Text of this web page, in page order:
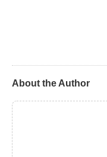
About the Author